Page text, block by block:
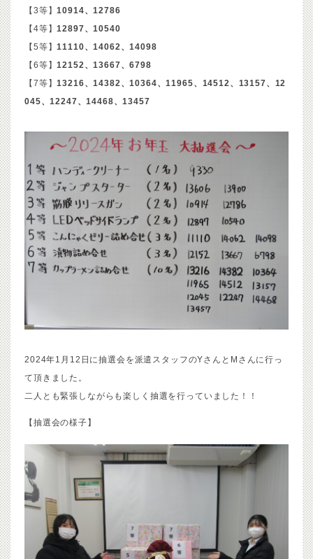
【3等】10914、12786
【4等】12897、10540
【5等】11110、14062、14098
【6等】12152、13667、6798
【7等】13216、14382、10364、11965、14512、13157、12
045、12247、14468、13457
2024年1月12日に抽選会を派遣スタッフのYさんとMさんに行っ
て頂きました。
二人とも緊張しながらも楽しく抽選を行っていました！！
【抽選会の様子】